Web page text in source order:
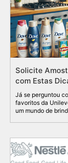
Solicite
com Estas
Já se perguntou
favoritos da
um mundo de